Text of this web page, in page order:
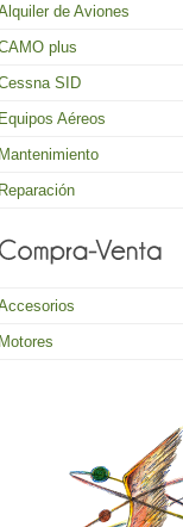
de Aviones
plus
SID
Equipos Aéreos
Mantenimiento
Reparación
Motores